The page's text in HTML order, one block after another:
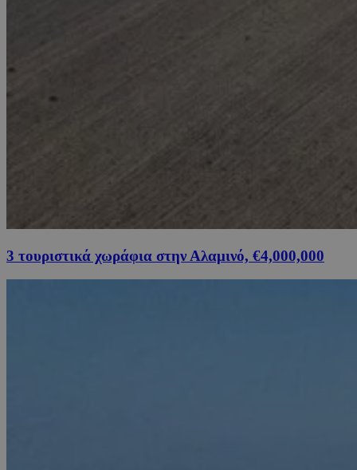
3 τουριστικά χωράφια στην Αλαμινό, €4,000,000